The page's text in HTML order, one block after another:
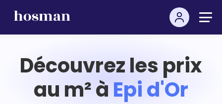
Découvrez les prix
au m² à Epi d'Or